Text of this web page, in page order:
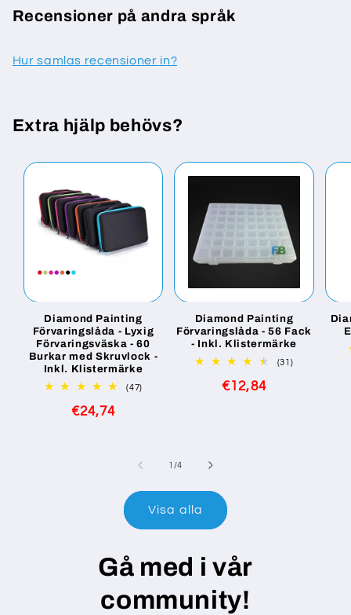
Recensioner på andra språk
Hur samlas recensioner in?
Extra hjälp behövs?
Diamond Painting
Förvaringslåda - Lyxig
Förvaringsväska - 60
Burkar med Skruvlock -
Inkl. Klistermärke
(47)
Ordinarie
€24,74
Diamond Painting
Förvaringslåda - 56 Fack
- Inkl. Klistermärke
(31)31
Ordinarie
€12,84
1 /av
4
Visa alla
Gå med i vår
community!